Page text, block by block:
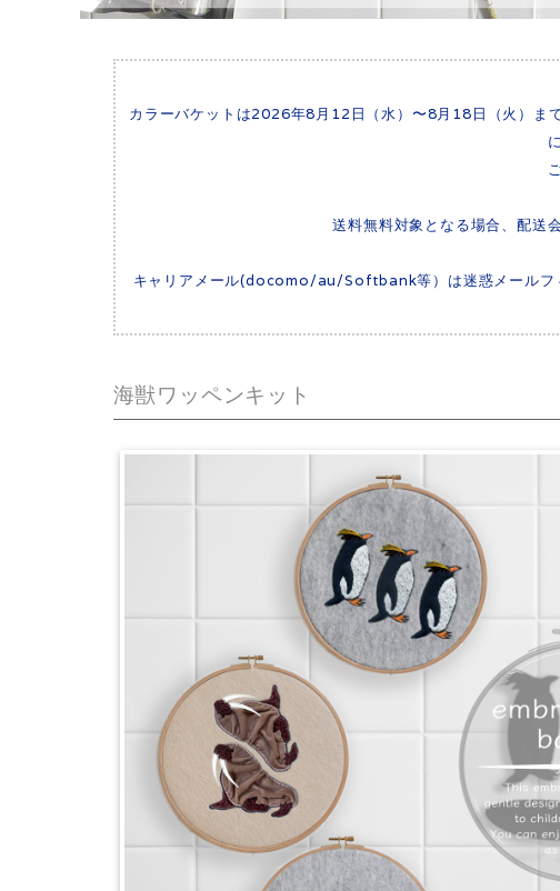
カラーバケットは2026年8月12日（水）〜8月18日（火）ま
送料無料対象となる場合、配送
キャリアメール(docomo/au/Softbank等）は迷惑メールフ
海獣ワッペンキット